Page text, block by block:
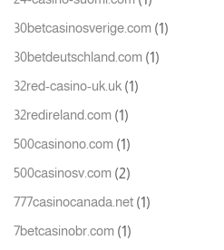
30betcasinosverige.com (1)
30betdeutschland.com (1)
32red-casino-uk.uk (1)
32redireland.com (1)
500casinono.com (1)
500casinosv.com (2)
777casinocanada.net (1)
7betcasinobr.com (1)